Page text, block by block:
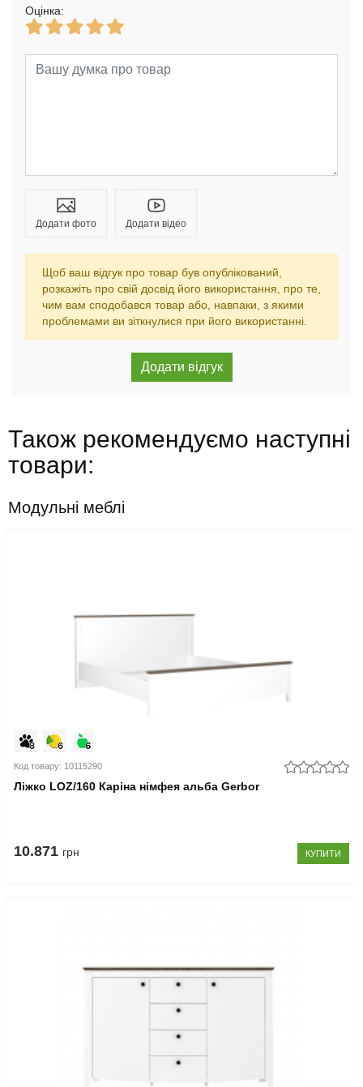
Оцінка:
Додати фото Додати відео
Щоб ваш відгук про товар був опублікований,
розкажіть про свій досвід його використання, про те,
чим вам сподобався товар або, навпаки, з якими
проблемами ви зіткнулися при його використанні.
Також рекомендуємо наступні
товари:
Модульні меблі
Код товару: 10115290
Ліжко LOZ/160 Каріна німфея альба Gerbor
10.871 грн КУПИТИ